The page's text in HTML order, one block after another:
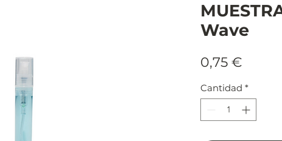
Wave
0,75 €
Cantidad *